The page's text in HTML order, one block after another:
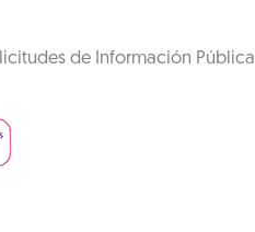
de Información Pública